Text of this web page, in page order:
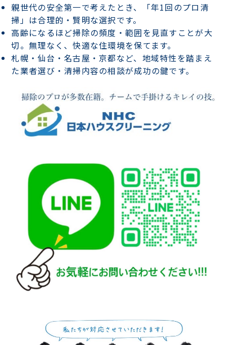
親世代の安全第一で考えたとき、「年1回のプロ清
掃」は合理的・賢明な選択です。
高齢になるほど掃除の頻度・範囲を見直すことが大
切。無理なく、快適な住環境を保てます。
札幌・仙台・名古屋・京都など、地域特性を踏まえ
た業者選び・清掃内容の相談が成功の鍵です。